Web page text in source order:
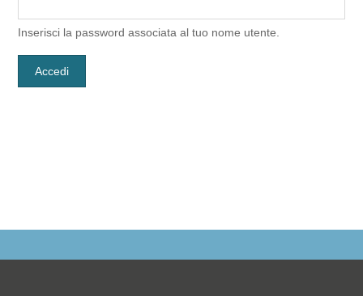
Inserisci la password associata al tuo nome utente.